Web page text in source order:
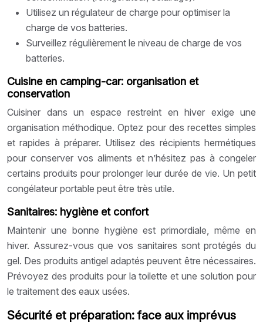
Utilisez un régulateur de charge pour optimiser la
charge de vos batteries.
Surveillez régulièrement le niveau de charge de vos
batteries.
Cuisine en camping-car: organisation et
conservation
Cuisiner dans un espace restreint en hiver exige une
organisation méthodique. Optez pour des recettes simples
et rapides à préparer. Utilisez des récipients hermétiques
pour conserver vos aliments et n’hésitez pas à congeler
certains produits pour prolonger leur durée de vie. Un petit
congélateur portable peut être très utile.
Sanitaires: hygiène et confort
Maintenir une bonne hygiène est primordiale, même en
hiver. Assurez-vous que vos sanitaires sont protégés du
gel. Des produits antigel adaptés peuvent être nécessaires.
Prévoyez des produits pour la toilette et une solution pour
le traitement des eaux usées.
Sécurité et préparation: face aux imprévus